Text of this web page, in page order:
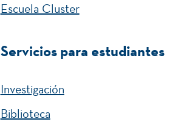
Escuela Cluster
Servicios para estudiantes
Investigación
Biblioteca